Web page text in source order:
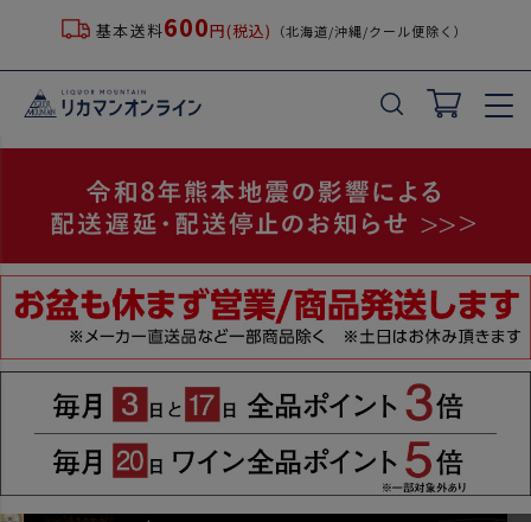
基本送料600円(税込) （北海道/沖縄/クール便除く）